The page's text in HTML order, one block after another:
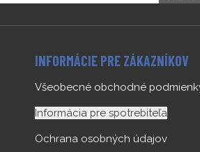
INFORMÁCIE PRE ZÁKAZNÍKOV
Všeobecné obchodné
Informácia pre spotrebiteľa
Ochrana osobných údajov